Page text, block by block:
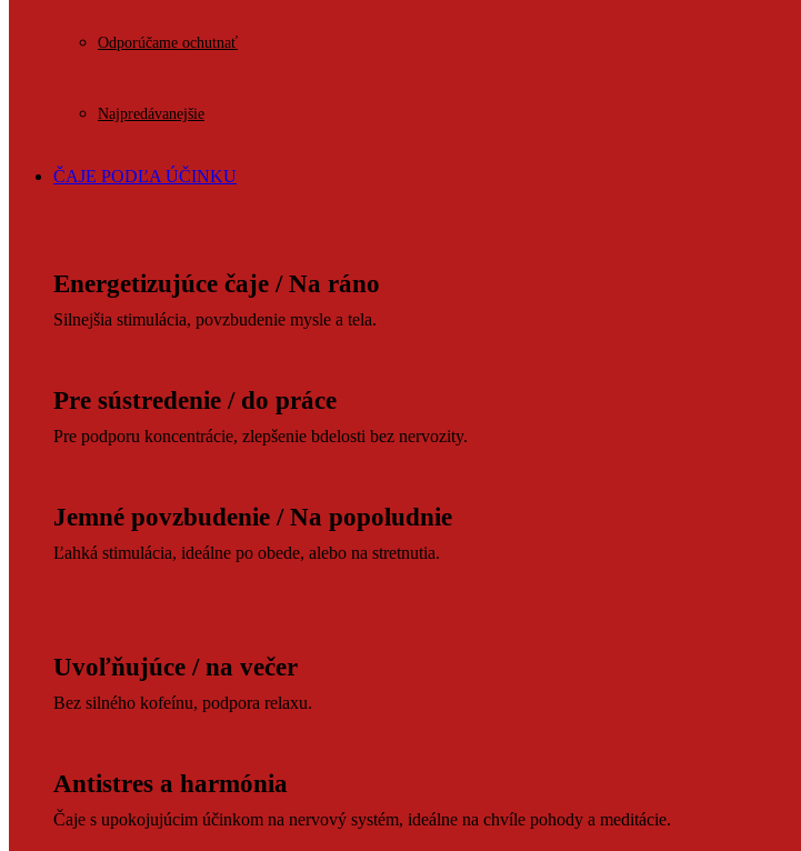
Odporúčame ochutnať
Najpredávanejšie
ČAJE PODĽA ÚČINKU
Energetizujúce čaje / Na ráno
Silnejšia stimulácia, povzbudenie mysle a tela.
Pre sústredenie / do práce
Pre podporu koncentrácie, zlepšenie bdelosti bez nervozity.
Jemné povzbudenie / Na popoludnie
Ľahká stimulácia, ideálne po obede, alebo na stretnutia.
Uvoľňujúce / na večer
Bez silného kofeínu, podpora relaxu.
Antistres a harmónia
Čaje s upokojujúcim účinkom na nervový systém, ideálne na chvíle pohody a meditácie.